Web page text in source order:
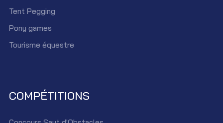
Tent Pegging
Pony games
Tourisme équestre
COMPÉTITIONS